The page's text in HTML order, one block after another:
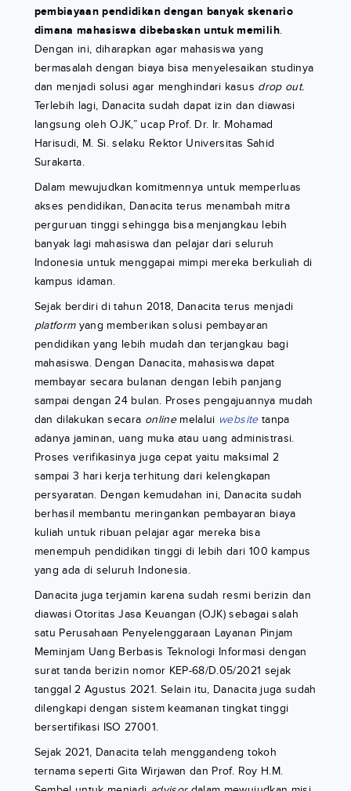
pembiayaan pendidikan dengan banyak skenario
dimana mahasiswa dibebaskan untuk memilih.
Dengan ini, diharapkan agar mahasiswa yang
bermasalah dengan biaya bisa menyelesaikan studinya
dan menjadi solusi agar menghindari kasus drop out.
Terlebih lagi, Danacita sudah dapat izin dan diawasi
langsung oleh OJK,” ucap Prof. Dr. Ir. Mohamad
Harisudi, M. Si. selaku Rektor Universitas Sahid
Surakarta.
Dalam mewujudkan komitmennya untuk memperluas
akses pendidikan, Danacita terus menambah mitra
perguruan tinggi sehingga bisa menjangkau lebih
banyak lagi mahasiswa dan pelajar dari seluruh
Indonesia untuk menggapai mimpi mereka berkuliah di
kampus idaman.
Sejak berdiri di tahun 2018, Danacita terus menjadi
platformyang memberikan solusi pembayaran
pendidikan yang lebih mudah dan terjangkau bagi
mahasiswa. Dengan Danacita, mahasiswa dapat
membayar secara bulanan dengan lebih panjang
sampai dengan 24 bulan. Proses pengajuannya mudah
dan dilakukan secara onlinemelalui websitetanpa
adanya jaminan, uang muka atau uang administrasi.
Proses verifikasinya juga cepat yaitu maksimal 2
sampai 3 hari kerja terhitung dari kelengkapan
persyaratan. Dengan kemudahan ini, Danacita sudah
berhasil membantu meringankan pembayaran biaya
kuliah untuk ribuan pelajar agar mereka bisa
menempuh pendidikan tinggi di lebih dari 100 kampus
yang ada di seluruh Indonesia.
Danacita juga terjamin karena sudah resmi berizin dan
diawasi Otoritas Jasa Keuangan (OJK) sebagai salah
satu Perusahaan Penyelenggaraan Layanan Pinjam
Meminjam Uang Berbasis Teknologi Informasi dengan
surat tanda berizin nomor KEP-68/D.05/2021 sejak
tanggal 2 Agustus 2021. Selain itu, Danacita juga sudah
dilengkapi dengan sistem keamanan tingkat tinggi
bersertifikasi ISO 27001.
Sejak 2021, Danacita telah menggandeng tokoh
ternama seperti Gita Wirjawan dan Prof. Roy H.M.